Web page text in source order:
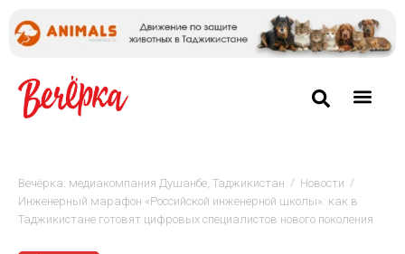
Вечёрка: медиакомпания Душанбе, Таджикистан / Новости /
Инженерный марафон «Российской инженерной школы»: как в
Таджикистане готовят цифровых специалистов нового поколения